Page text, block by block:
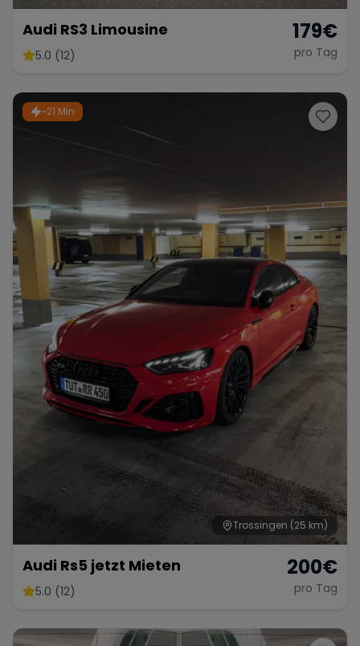
Bugatti
Range Rover
Audi RS3 Limousine
5.0 (12)
179€
pro Tag
~21 Min
Trossingen (25 km)
Audi Rs5 jetzt Mieten
5.0 (12)
200€
pro Tag